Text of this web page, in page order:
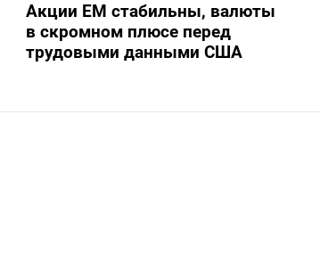
Акции ЕМ стабильны, валюты
в скромном плюсе перед
трудовыми данными США